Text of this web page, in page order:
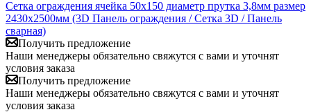
Сетка ограждения ячейка 50х150 диаметр прутка 3,8мм размер
2430x2500мм (3D Панель ограждения / Сетка 3D / Панель
сварная)
Получить предложение
Наши менеджеры обязательно свяжутся с вами и уточнят
условия заказа
Получить предложение
Наши менеджеры обязательно свяжутся с вами и уточнят
условия заказа